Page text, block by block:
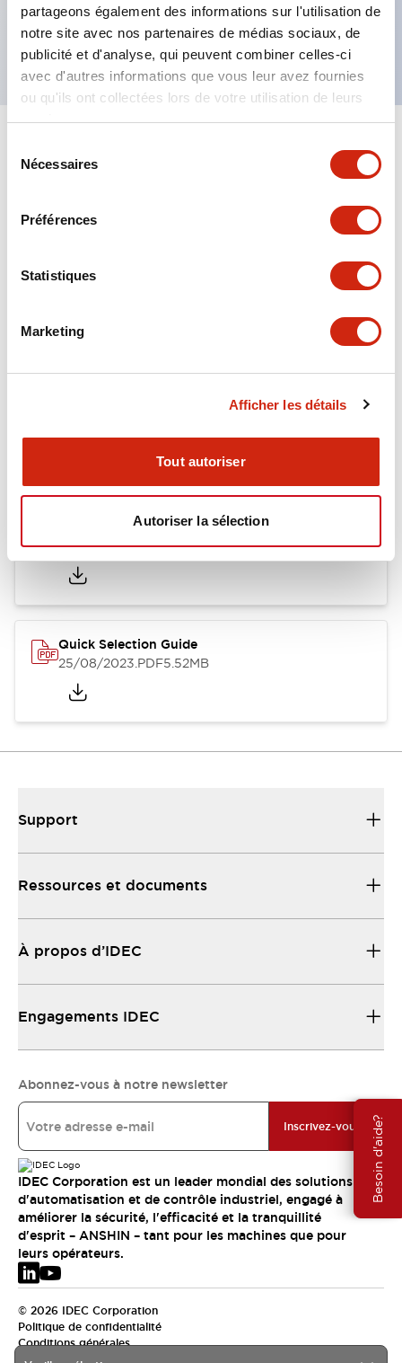
partageons également des informations sur l'utilisation de
notre site avec nos partenaires de médias sociaux, de
publicité et d'analyse, qui peuvent combiner celles-ci
avec d'autres informations que vous leur avez fournies
ou qu'ils ont collectées lors de votre utilisation de leurs
services.
Nécessaires
Préférences
Statistiques
Marketing
Afficher les détails
Tout autoriser
Autoriser la sélection
Besoin d'aide?
socle DIN, socle PCB ou socle de montage sur
panneau
Tout développer+
Mechanical Specifications
Catalogues Et Brochures Fichiers CAO
04/06/2025.PDF148.84KB
Quick Selection Guide
25/08/2023.PDF5.52MB
Support
Ressources et documents
À propos d’IDEC
Engagements IDEC
Abonnez-vous à notre newsletter
Inscrivez-vous
IDEC Corporation est un leader mondial des solutions
d'automatisation et de contrôle industriel, engagé à
améliorer la sécurité, l'efficacité et la tranquillité
d'esprit – ANSHIN – tant pour les machines que pour
leurs opérateurs.
© 2026 IDEC Corporation
Politique de confidentialité
Conditions générales